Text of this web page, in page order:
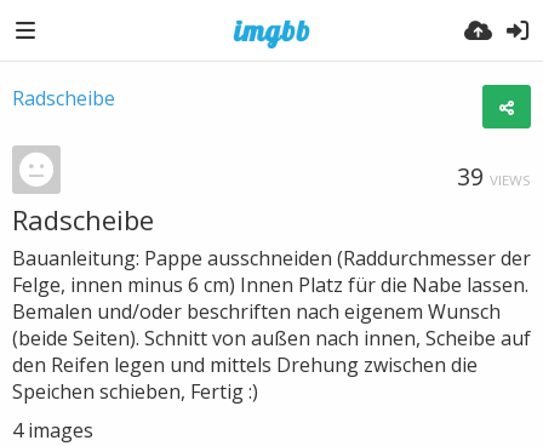
Radscheibe
39 VIEWS
Radscheibe
Bauanleitung: Pappe ausschneiden (Raddurchmesser der
Felge, innen minus 6 cm) Innen Platz für die Nabe lassen.
Bemalen und/oder beschriften nach eigenem Wunsch
(beide Seiten). Schnitt von außen nach innen, Scheibe auf
den Reifen legen und mittels Drehung zwischen die
Speichen schieben, Fertig :)
4 images